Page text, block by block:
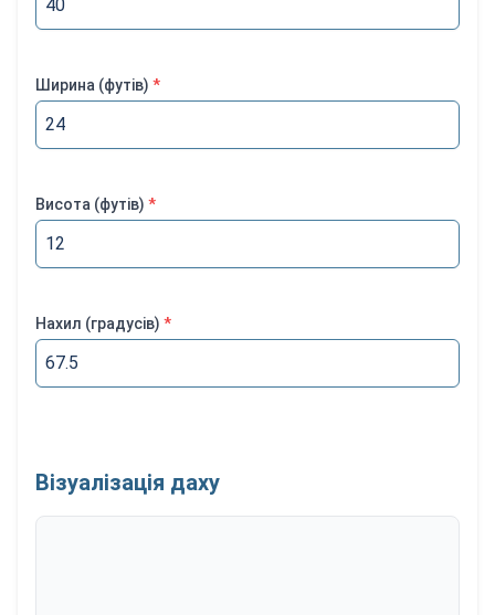
Ширина (футів) *
Висота (футів) *
Нахил (градусів) *
Візуалізація даху